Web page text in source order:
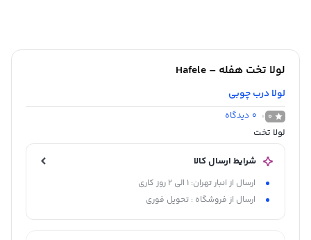
لولا تخت هفله – Hafele
لولا درب چوبی
0
0 دیدگاه
لولا تخت
شرایط ارسال کالا
ارسال از انبار تهران: 1 الی 2 روز کاری
ارسال از فروشگاه : تحویل فوری